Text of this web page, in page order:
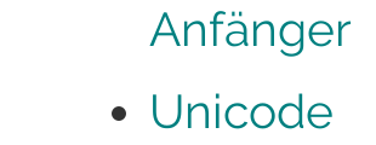
Anfänger
Unicode